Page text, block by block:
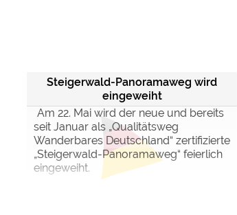
Steigerwald-Panoramaweg wird
eingeweiht
Am 22. Mai wird der neue und bereits
seit Januar als „Qualitätsweg
Wanderbares Deutschland“ zertifizierte
„Steigerwald-Panoramaweg“ feierlich
eingeweiht.